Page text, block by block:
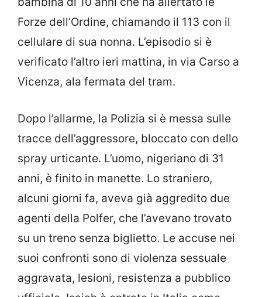
Forze dell’Ordine, chiamando il 113 con il
cellulare di sua nonna. L’episodio si è
verificato l’altro ieri mattina, in via Carso a
Vicenza, ala fermata del tram.
Dopo l’allarme, la Polizia si è messa sulle
tracce dell’aggressore, bloccato con dello
spray urticante. L’uomo, nigeriano di 31
anni, è finito in manette. Lo straniero,
alcuni giorni fa, aveva già aggredito due
agenti della Polfer, che l’avevano trovato
su un treno senza biglietto. Le accuse nei
suoi confronti sono di violenza sessuale
aggravata, lesioni, resistenza a pubblico